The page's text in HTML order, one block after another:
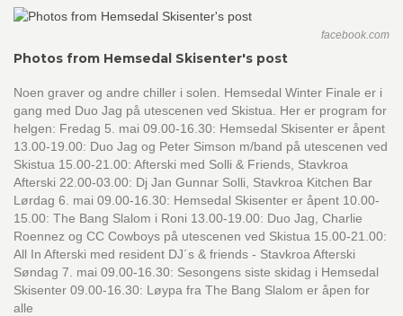
facebook.com
Photos from Hemsedal Skisenter's post
Noen graver og andre chiller i solen. Hemsedal Winter Finale er i
gang med Duo Jag på utescenen ved Skistua. Her er program for
helgen: Fredag 5. mai 09.00-16.30: Hemsedal Skisenter er åpent
13.00-19.00: Duo Jag og Peter Simson m/band på utescenen ved
Skistua 15.00-21.00: Afterski med Solli & Friends, Stavkroa
Afterski 22.00-03.00: Dj Jan Gunnar Solli, Stavkroa Kitchen Bar
Lørdag 6. mai 09.00-16.30: Hemsedal Skisenter er åpent 10.00-
15.00: The Bang Slalom i Roni 13.00-19.00: Duo Jag, Charlie
Roennez og CC Cowboys på utescenen ved Skistua 15.00-21.00:
All In Afterski med resident DJ´s & friends - Stavkroa Afterski
Søndag 7. mai 09.00-16.30: Sesongens siste skidag i Hemsedal
Skisenter 09.00-16.30: Løypa fra The Bang Slalom er åpen for
alle